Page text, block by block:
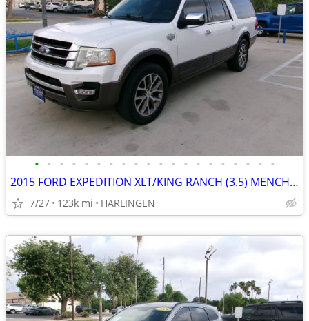
• • • • • • • • • • • • • • • • • • • •
2015 FORD EXPEDITION XLT/KING RANCH (3.5) MENCHACA AUTO SALES
7/27 123k mi HARLINGEN